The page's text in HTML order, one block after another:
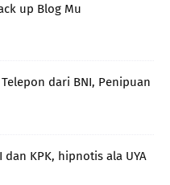
up Blog Mu
dari BNI, Penipuan
dan KPK, hipnotis ala UYA